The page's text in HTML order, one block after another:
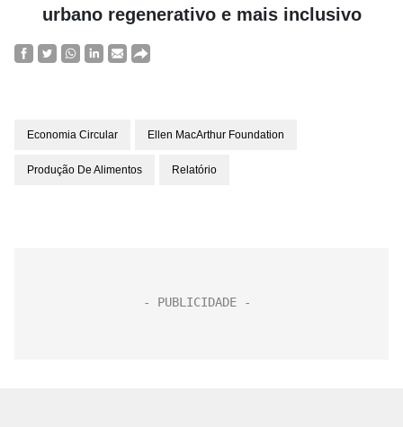
urbano regenerativo e mais inclusivo
Economia Circular Ellen MacArthur Foundation
Produção De Alimentos Relatório